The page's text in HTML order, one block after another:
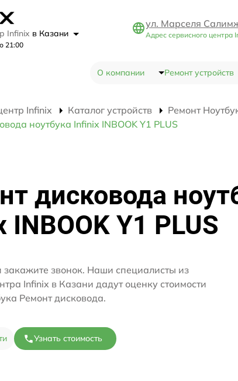
Infinix в Казани
21:00
ул. Марселя
Адрес сервисного центра
О компании Ремонт устройств
Infinix Каталог устройств Ремонт
ноутбука Infinix INBOOK Y1 PLUS
дисковода
INBOOK Y1 PLUS
закажите звонок. Наши специалисты из
Infinix в Казани дадут оценку стоимости
Ремонт дисковода.
Узнать стоимость